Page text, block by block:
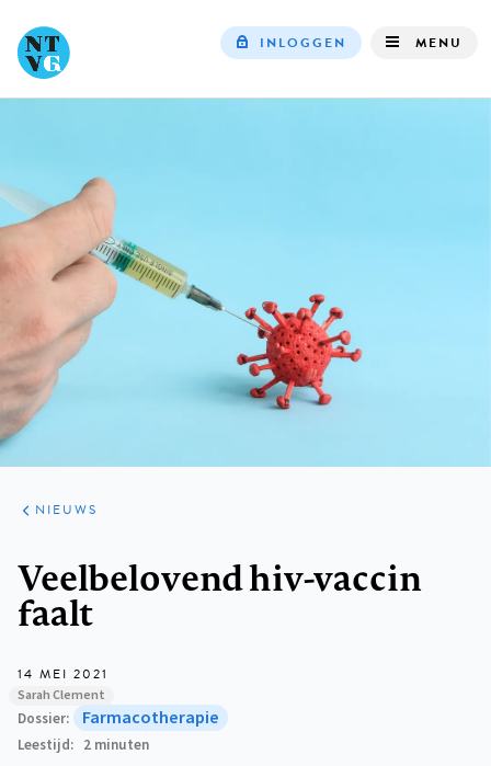
INLOGGEN MENU
ARTIKELEN
HET
KORT
NIEUWS
Veelbelovend hiv-vaccin
faalt
14 MEI 2021
Sarah Clement
Dossier Farmacotherapie
Leestijd 2 minuten